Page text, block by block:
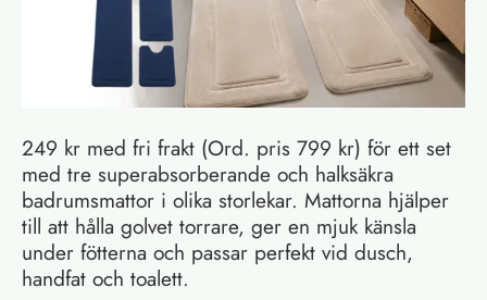
249 kr med fri frakt (Ord. pris 799 kr) för ett set
med tre superabsorberande och halksäkra
badrumsmattor i olika storlekar. Mattorna hjälper
till att hålla golvet torrare, ger en mjuk känsla
under fötterna och passar perfekt vid dusch,
handfat och toalett.